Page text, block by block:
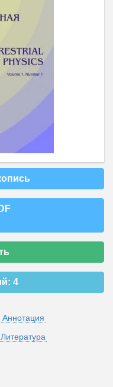
4
Аннотация
Литература